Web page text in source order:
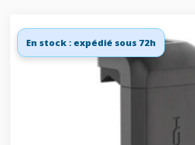
En stock : expédié sous 72h